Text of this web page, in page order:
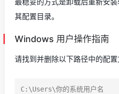
其配置目录。
Windows 用户操作指南
请找到并删除以下路径中的配置
C:\Users\你的系统用户名